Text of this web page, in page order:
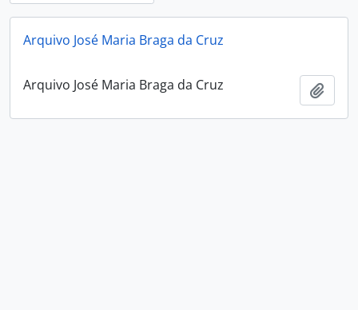
Arquivo José Maria Braga da Cruz
Arquivo José Maria Braga da Cruz